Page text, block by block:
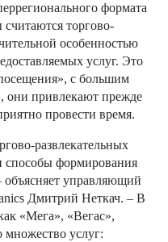
формата
торгово-
особенностью
услуг. Это
с большим
они привлекают прежде
провести время.
развлекательных
способы формирования
объясняет управляющий
Дмитрий Неткач. – В
«Мега», «Вегас»,
множество услуг: